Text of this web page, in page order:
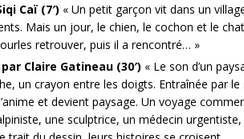
Caï (7′) « Un petit garçon vit dans un
Mais un jour, le chien, le cochon et le
retrouver, puis il a rencontré… »
Claire Gatineau (30′) « Le son d’un
un crayon entre les doigts. Entraînée par
et devient paysage. Un voyage
une sculptrice, un médecin